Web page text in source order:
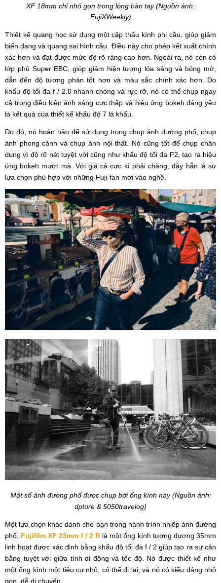
XF 18mm chỉ nhỏ gọn trong lòng bàn tay (Nguồn ảnh:
FujiXWeekly)
Thiết kế quang học sử dụng một cặp thấu kính phi cầu, giúp giảm
biến dạng và quang sai hình cầu. Điều này cho phép kết xuất chính
xác hơn và đạt được mức độ rõ ràng cao hơn. Ngoài ra, nó còn có
lớp phủ Super EBC, giúp giảm hiện tượng lóa sáng và bóng mờ,
dẫn đến độ tương phản tốt hơn và màu sắc chính xác hơn. Do
khẩu độ tối đa f / 2.0 nhanh chóng và rực rỡ, nó có thể chụp ngay
cả trong điều kiện ánh sáng cực thấp và hiệu ứng bokeh đáng yêu
là kết quả của thiết kế khẩu độ 7 lá khẩu.
Do đó, nó hoàn hảo để sử dụng trong chụp ảnh đường phố, chụp
ảnh phong cảnh và chụp ảnh nội thất. Nó cũng tốt để chụp chân
dung vì độ rõ nét tuyệt vời cũng như khẩu độ tối đa F2, tạo ra hiệu
ứng bokeh mượt mà. Với giá cả cực kì phải chăng, đây hẳn là sự
lựa chọn phù hợp với những Fuji-fan mới vào nghề.
Một số ảnh đường phố được chụp bởi ống kính này (Nguồn ảnh:
dpture & 5050travelog)
Một lựa chọn khác dành cho bạn trong hành trình nhiếp ảnh đường
phố, Fujifilm XF 23mm f / 2 R là một ống kính tương đương 35mm
linh hoạt được xác định bằng khẩu độ tối đa f / 2 giúp tạo ra sự cân
bằng tuyệt vời giữa tính di động và tốc độ. Nó được thiết kế như
một ống kính một tiêu cự nhỏ, có thể đi lại, và nó có kiểu dáng nhỏ
gọn, dễ di chuyển.